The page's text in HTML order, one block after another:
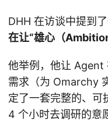
DHH 在访谈中提到
在让“雄心（
他举例，他让 Agent
需求（为 Omarchy
定了一套完整的、可
4 个小时去调研的意